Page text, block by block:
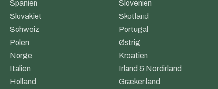
Spanien
Slovenien
Slovakiet
Skotland
Schweiz
Portugal
Polen
Østrig
Norge
Kroatien
Italien
Irland & Nordirland
Holland
Grækenland